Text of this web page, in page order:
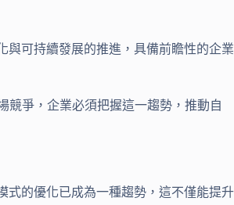
與可持續發展的推進，具備前瞻性的企業
競爭，企業必須把握這一趨勢，推動自
式的優化已成為一種趨勢，這不僅能提升